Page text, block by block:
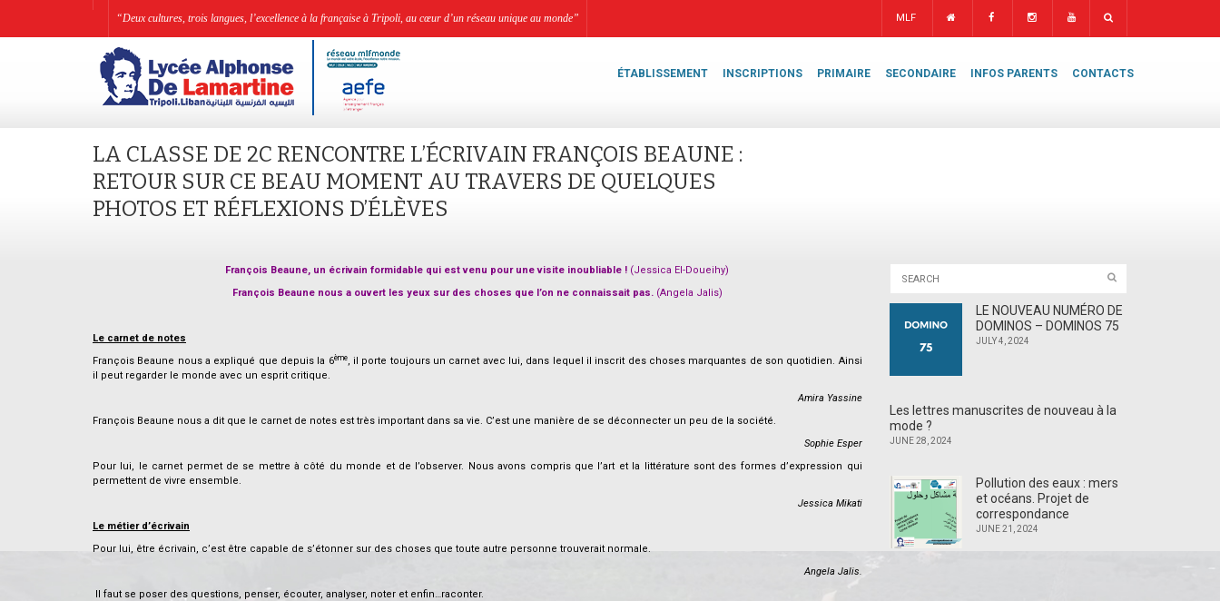
“Deux cultures, trois langues, l’excellence à la française à Tripoli, au cœur d’un réseau unique au monde” MLF
ÉTABLISSEMENT INSCRIPTIONS PRIMAIRE SECONDAIRE INFOS PARENTS CONTACTS
LA CLASSE DE 2C RENCONTRE L’ÉCRIVAIN FRANÇOIS BEAUNE :
RETOUR SUR CE BEAU MOMENT AU TRAVERS DE QUELQUES
PHOTOS ET RÉFLEXIONS D’ÉLÈVES
François Beaune, un écrivain formidable qui est venu pour une visite inoubliable ! (Jessica El-Doueihy)
François Beaune nous a ouvert les yeux sur des choses que l’on ne connaissait pas.(Angela Jalis)
Le carnet de notes
François Beaune nous a expliqué que depuis la 6ème, il porte toujours un carnet avec lui, dans lequel il inscrit des choses marquantes de son quotidien. Ainsi
il peut regarder le monde avec un esprit critique.
Amira Yassine
François Beaune nous a dit que le carnet de notes est très important dans sa vie. C’est une manière de se déconnecter un peu de la société.
Sophie Esper
Pour lui, le carnet permet de se mettre à côté du monde et de l’observer. Nous avons compris que l’art et la littérature sont des formes d’expression qui
permettent de vivre ensemble.
Jessica Mikati
Le métier d’écrivain
Pour lui, être écrivain, c’est être capable de s’étonner sur des choses que toute autre personne trouverait normale.
Angela Jalis.
Il faut se poser des questions, penser, écouter, analyser, noter et enfin…raconter.
LE NOUVEAU NUMÉRO DE
DOMINOS – DOMINOS 75
JULY 4, 2024
Les lettres manuscrites de nouveau à la
mode ?
JUNE 28, 2024
Pollution des eaux : mers
et océans. Projet de
correspondance
JUNE 21, 2024